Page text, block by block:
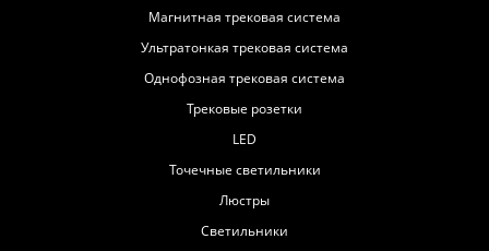
Магнитная трековая система
Ультратонкая трековая система
Однофозная трековая система
Трековые розетки
LED
Точечные светильники
Люстры
Светильники